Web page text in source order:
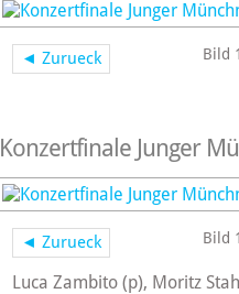
◄ Zurueck Bild
Konzertfinale Junger
◄ Zurueck Bild
Luca Zambito (p), Moritz